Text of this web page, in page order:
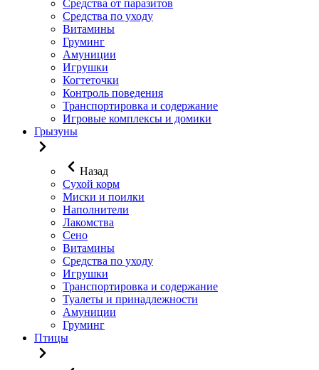
Средства от паразитов
Средства по уходу
Витамины
Груминг
Амуниции
Игрушки
Когтеточки
Контроль поведения
Транспортировка и содержание
Игровые комплексы и домики
Грызуны
Назад
Сухой корм
Миски и поилки
Наполнители
Лакомства
Сено
Витамины
Средства по уходу
Игрушки
Транспортировка и содержание
Туалеты и принадлежности
Амуниции
Груминг
Птицы